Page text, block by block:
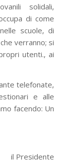
solidali,
di come
scuole, di
verranno; si
utenti., ai
telefonate,
e alle
facendo: Un
il Presidente